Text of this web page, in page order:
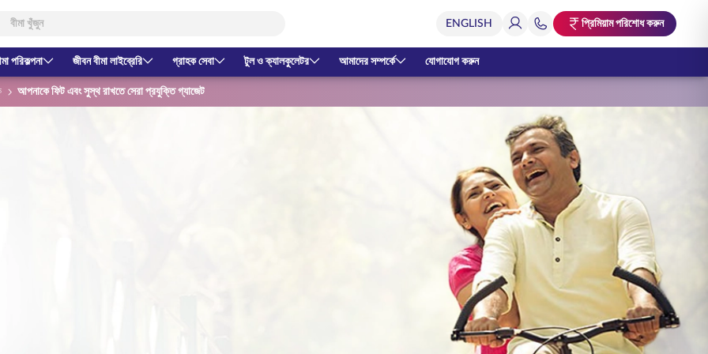
প্রিমিয়াম পরিশোধ করুন
পরিকল্পনা জীবন বীমা লাইব্রেরি গ্রাহক সেবা টুল ও ক্যালকুলেটর আমাদের সম্পর্কে যোগাযোগ করুন
আপনাকে ফিট এবং সুস্থ রাখতে সেরা প্রযুক্তি গ্যাজেট